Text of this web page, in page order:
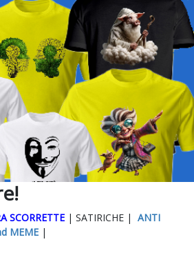
SCORRETTE | SATIRICHE | ANTI
MEME |